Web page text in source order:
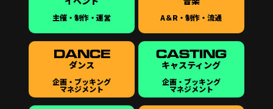
主催・制作・運営 A＆R・制作・流通
DANCE
ダンス
企画・ブッキング
マネジメント
CASTING
キャスティング
企画・ブッキング
マネジメント